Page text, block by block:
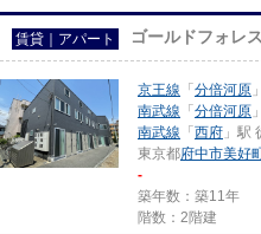
賃貸｜アパート ゴールドフォレ
京王線 「 分倍河原
南武線 「 分倍河原
南武線 「 西府 」駅
東京都府中市美好
-
築年数：築11年
階数：2階建